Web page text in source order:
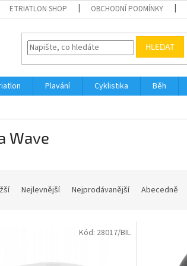
ETRIATLON SHOP OBCHODNÍ PODMÍNKY
HLEDAT
Plavání Cyklistika Běh
Wave
Nejlevnější Nejprodávanější Abecedně
Kód: 28017/BIL